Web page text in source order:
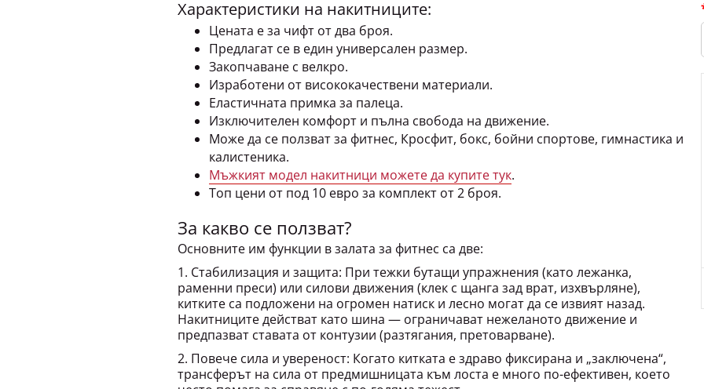
Цената е за чифт от два броя.
Предлагат се в един универсален размер.
Закопчаване с велкро.
Изработени от висококачествени материали.
Еластичната примка за палеца.
Изключителен комфорт и пълна свобода на движение.
Може да се ползват за фитнес, Кросфит, бокс, бойни спортове, гимнастика и
калистеника.
Мъжкият модел накитници можете да купите тук
Топ цени от под 10 евро за комплект от 2 броя.
За какво се ползват?
Основните им функции в залата за фитнес са две:
1. Стабилизация и защита: При тежки бутащи упражнения (като лежанка,
раменни преси) или силови движения (клек с щанга зад врат, изхвърляне),
китките са подложени на огромен натиск и лесно могат да се извият назад.
Накитниците действат като шина — ограничават нежеланото движение и
предпазват ставата от контузии (разтягания, претоварване).
2. Повече сила и увереност: Когато китката е здраво фиксирана и „заключена“,
трансферът на сила от предмишницата към лоста е много по-ефективен, което
често помага за справяне с по-голяма тежест.